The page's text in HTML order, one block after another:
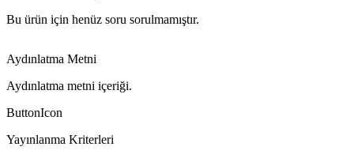
Bu ürün için henüz soru sorulmamıştır.
Aydınlatma Metni
Aydınlatma metni içeriği.
ButtonIcon
Yayınlanma Kriterleri